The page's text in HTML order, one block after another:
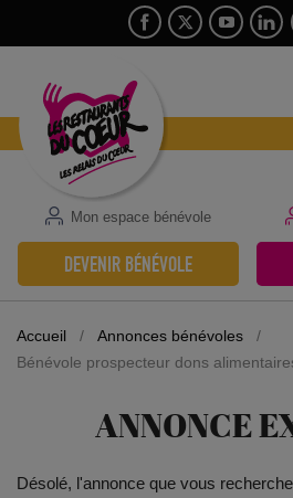
Mon espace bénévole
DEVENIR BÉNÉVOLE
Accueil / Annonces bénévoles
/
Bénévole prospecteur dons
ANNONCE
Désolé, l'annonce que vous